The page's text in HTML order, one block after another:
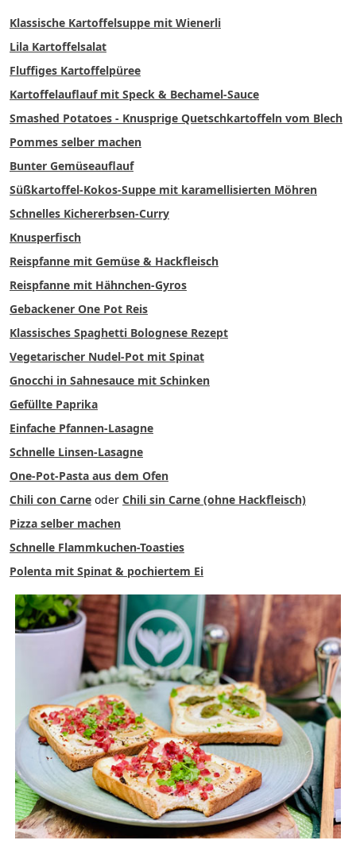
Klassische Kartoffelsuppe mit Wienerli
Lila Kartoffelsalat
Fluffiges Kartoffelpüree
Kartoffelauflauf mit Speck & Bechamel-Sauce
Smashed Potatoes - Knusprige Quetschkartoffeln vom Blech
Pommes selber machen
Bunter Gemüseauflauf
Süßkartoffel-Kokos-Suppe mit karamellisierten Möhren
Schnelles Kichererbsen-Curry
Knusperfisch
Reispfanne mit Gemüse & Hackfleisch
Reispfanne mit Hähnchen-Gyros
Gebackener One Pot Reis
Klassisches Spaghetti Bolognese Rezept
Vegetarischer Nudel-Pot mit Spinat
Gnocchi in Sahnesauce mit Schinken
Gefüllte Paprika
Einfache Pfannen-Lasagne
Schnelle Linsen-Lasagne
One-Pot-Pasta aus dem Ofen
Chili con Carne oder Chili sin Carne (ohne Hackfleisch)
Pizza selber machen
Schnelle Flammkuchen-Toasties
Polenta mit Spinat & pochiertem Ei